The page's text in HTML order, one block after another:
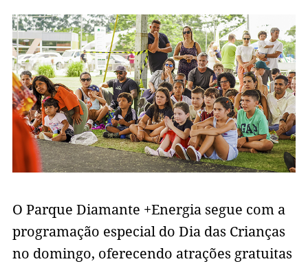
O Parque Diamante +Energia segue com a
programação especial do Dia das Crianças
no domingo, oferecendo atrações gratuitas